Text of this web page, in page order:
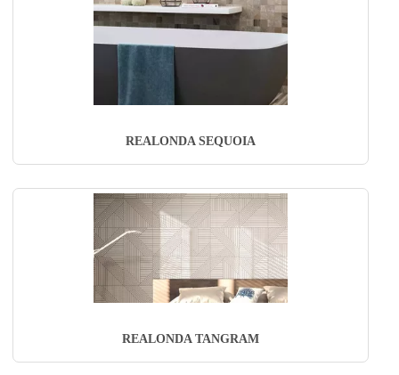
REALONDA SEQUOIA
REALONDA TANGRAM